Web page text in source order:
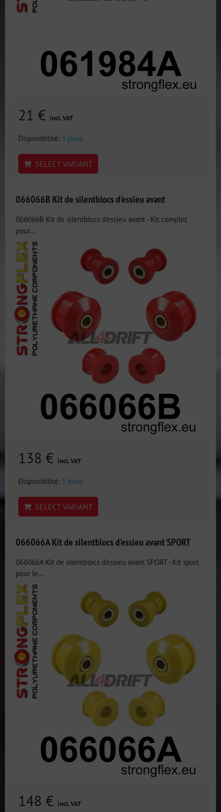
21 € incl. VAT
Disponibilité: 3 jours
SELECT VARIANT
066066B Kit de silentblocs d'essieu avant
066066B Kit de silentblocs d'essieu avant - Kit complet
pour...
138 € incl. VAT
Disponibilité: 3 jours
SELECT VARIANT
066066A Kit de silentblocs d'essieu avant SPORT
066066A Kit de silentblocs d'essieu avant SPORT - Kit sport
pour le...
148 € incl. VAT